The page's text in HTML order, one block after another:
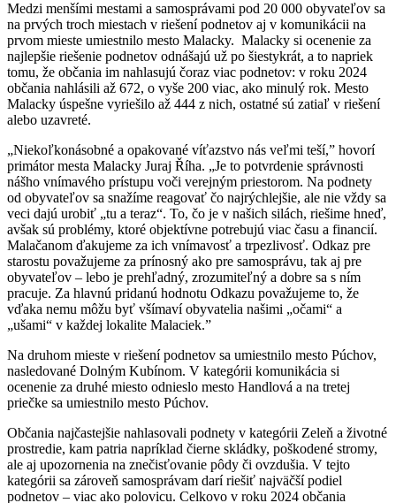
Medzi menšími mestami a samosprávami pod 20 000 obyvateľov sa
na prvých troch miestach v riešení podnetov aj v komunikácii na
prvom mieste umiestnilo mesto Malacky. Malacky si ocenenie za
najlepšie riešenie podnetov odnášajú už po šiestykrát, a to napriek
tomu, že občania im nahlasujú čoraz viac podnetov: v roku 2024
občania nahlásili až 672, o vyše 200 viac, ako minulý rok. Mesto
Malacky úspešne vyriešilo až 444 z nich, ostatné sú zatiaľ v riešení
alebo uzavreté.
„Niekoľkonásobné a opakované víťazstvo nás veľmi teší,” hovorí
primátor mesta Malacky Juraj Říha. „Je to potvrdenie správnosti
nášho vnímavého prístupu voči verejným priestorom. Na podnety
od obyvateľov sa snažíme reagovať čo najrýchlejšie, ale nie vždy sa
veci dajú urobiť „tu a teraz“. To, čo je v našich silách, riešime hneď,
avšak sú problémy, ktoré objektívne potrebujú viac času a financií.
Malačanom ďakujeme za ich vnímavosť a trpezlivosť. Odkaz pre
starostu považujeme za prínosný ako pre samosprávu, tak aj pre
obyvateľov – lebo je prehľadný, zrozumiteľný a dobre sa s ním
pracuje. Za hlavnú pridanú hodnotu Odkazu považujeme to, že
vďaka nemu môžu byť všímaví obyvatelia našimi „očami“ a
„ušami“ v každej lokalite Malaciek.”
Na druhom mieste v riešení podnetov sa umiestnilo mesto Púchov,
nasledované Dolným Kubínom. V kategórii komunikácia si
ocenenie za druhé miesto odnieslo mesto Handlová a na tretej
priečke sa umiestnilo mesto Púchov.
Občania najčastejšie nahlasovali podnety v kategórii Zeleň a životné
prostredie, kam patria napríklad čierne skládky, poškodené stromy,
ale aj upozornenia na znečisťovanie pôdy či ovzdušia. V tejto
kategórii sa zároveň samosprávam darí riešiť najväčší podiel
podnetov – viac ako polovicu. Celkovo v roku 2024 občania